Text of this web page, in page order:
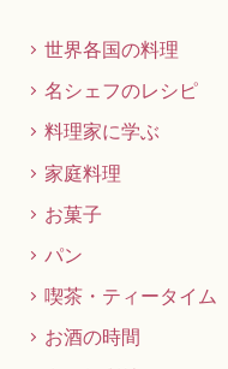
世界各国の料理
名シェフのレシピ
料理家に学ぶ
家庭料理
お菓子
パン
喫茶・ティータイム
お酒の時間